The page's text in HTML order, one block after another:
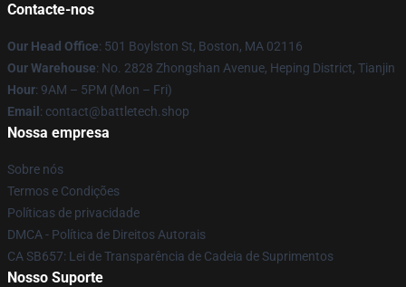
Contacte-nos
Our Head Office: 501 Boylston St, Boston, MA 02116
Our Warehouse: No. 2828 Zhongshan Avenue, Heping District, Tianjin
Hour: 9AM – 5PM (Mon – Fri)
Email : contact@battletech.shop
Nossa empresa
Sobre nós
Termos e Condições
Políticas de privacidade
DMCA - Política de Direitos Autorais
CA SB657: Lei de Transparência de Cadeia de Suprimentos
Nosso Suporte